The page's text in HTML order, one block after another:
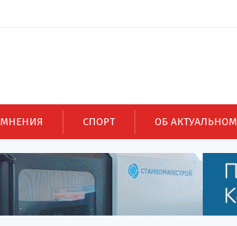
МНЕНИЯ СПОРТ ОБ АКТУАЛЬНОМ